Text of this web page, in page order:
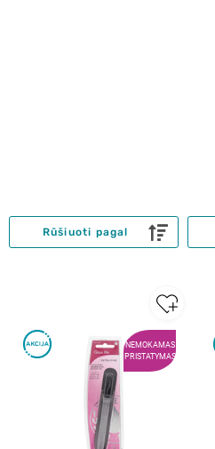
Rūšiuoti pagal
NEMOKAMAS
PRISTATYMAS